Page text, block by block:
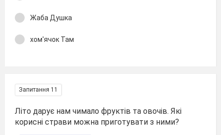
Жаба Душка
хом'ячок Там
Запитання 11
Літо дарує нам чимало фруктів та овочів. Які
корисні страви можна приготувати з ними?